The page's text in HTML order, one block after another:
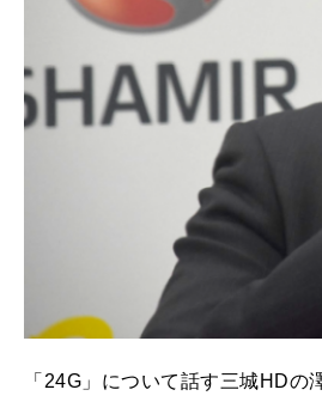
「24G」について話す三城HDの